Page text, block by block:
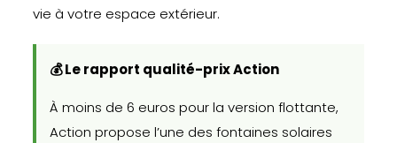
vie à votre espace extérieur.
💰 Le rapport qualité-prix Action
À moins de 6 euros pour la version flottante,
Action propose l’une des fontaines solaires